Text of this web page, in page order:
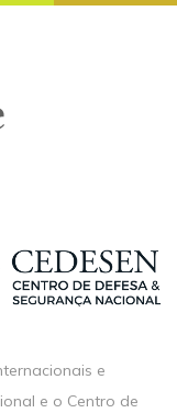
e
e o Centro de